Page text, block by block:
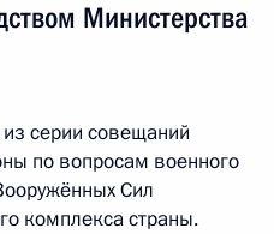
Министерства
серии совещаний
по вопросам военного
Сил
комплекса страны.